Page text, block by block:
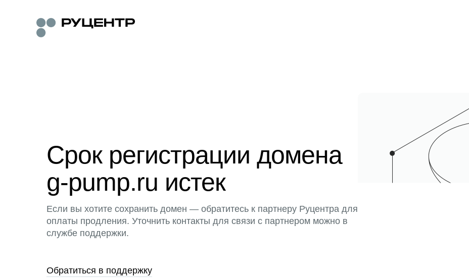
Срок регистрации домена
g-pump.ru истек
Если вы хотите сохранить домен — обратитесь к партнеру Руцентра для
оплаты продления. Уточнить контакты для связи с партнером можно в
службе поддержки.
Обратиться в поддержку